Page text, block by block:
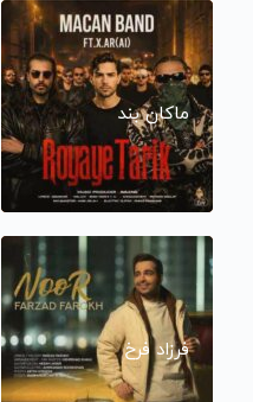
ماکان بند
فرزاد فرخ